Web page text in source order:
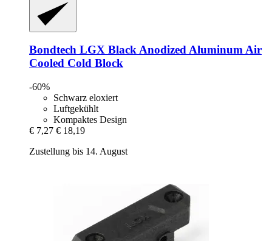
Bondtech LGX Black Anodized Aluminum Air
Cooled Cold Block
-60%
Schwarz eloxiert
Luftgekühlt
Kompaktes Design
€ 7,27 € 18,19
Zustellung bis 14. August